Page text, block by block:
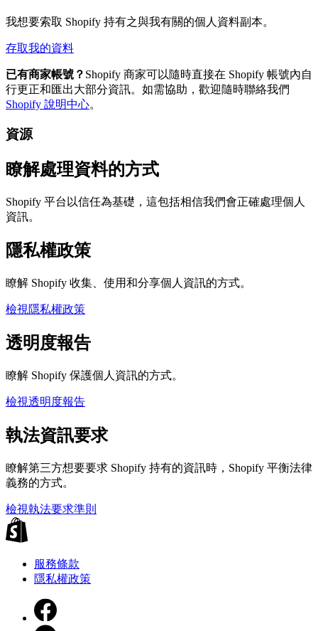
我想要索取 Shopify 持有之與我有關的個人資料副本。
存取我的資料
已有商家帳號？ Shopify 商家可以隨時直接在 Shopify 帳號內自
行更正和匯出大部分資訊。如需協助，歡迎隨時聯絡我們
Shopify 說明中心。
資源
瞭解處理資料的方式
Shopify 平台以信任為基礎，這包括相信我們會正確處理個人
資訊。
隱私權政策
瞭解 Shopify 收集、使用和分享個人資訊的方式。
檢視隱私權政策
透明度報告
瞭解 Shopify 保護個人資訊的方式。
檢視透明度報告
執法資訊要求
瞭解第三方想要要求 Shopify 持有的資訊時，Shopify 平衡法律
義務的方式。
檢視執法要求準則
服務條款
隱私權政策